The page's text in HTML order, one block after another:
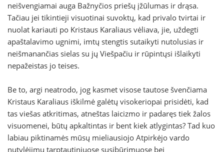
neišvengiamai auga Bažnyčios priešų įžūlumas ir drąsa.
Tačiau jei tikintieji visuotinai suvoktų, kad privalo tvirtai ir
nuolat kariauti po Kristaus Karaliaus vėliava, jie, uždegti
apaštalavimo ugnimi, imtų stengtis sutaikyti nutolusias ir
neišmanančias sielas su jų Viešpačiu ir rūpintųsi išlaikyti
nepažeistas jo teises.
Be to, argi neatrodo, jog kasmet visose tautose švenčiama
Kristaus Karaliaus iškilmė galėtų visokeriopai prisidėti, kad
tas viešas atkritimas, atneštas laicizmo ir padaręs tiek žalos
visuomenei, būtų apkaltintas ir bent kiek atlygintas? Tad kuo
labiau piktinamės mūsų mieliausiojo Atpirkėjo vardo
nutylėjimu tarptautiniuose susibūrimuose bei